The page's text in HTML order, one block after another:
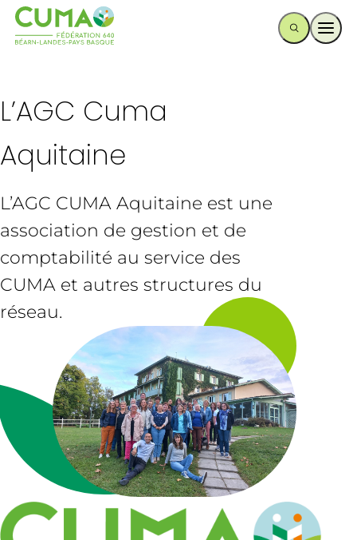
L’AGC Cuma
Aquitaine
L’AGC CUMA Aquitaine est une
association de gestion et de
comptabilité au service des
CUMA et autres structures du
réseau.